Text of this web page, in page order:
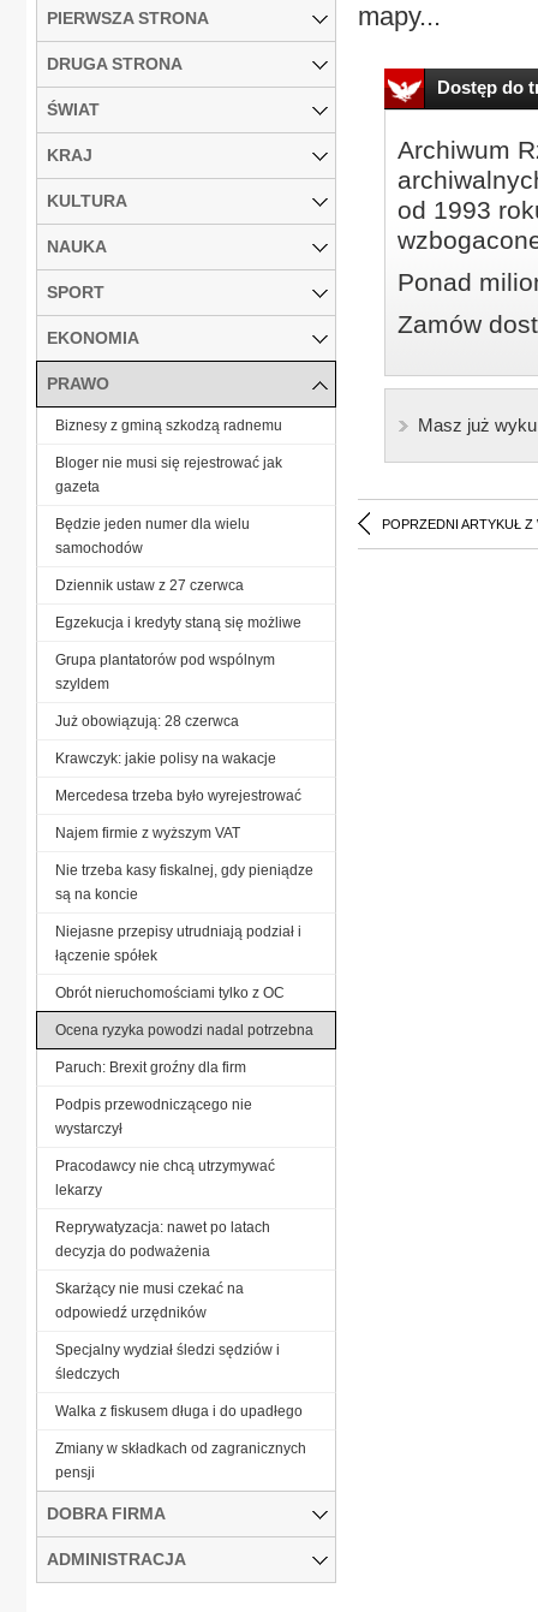
mapy...
Dostęp do
Archiwum
od 1993
Ponad
Zamów
Masz już
POPRZEDNI ARTYKUŁ Z
PIERWSZA STRONA
DRUGA STRONA
ŚWIAT
KRAJ
KULTURA
NAUKA
SPORT
EKONOMIA
PRAWO
Biznesy z gminą szkodzą radnemu
Bloger nie musi się rejestrować jak
gazeta
Będzie jeden numer dla wielu
samochodów
Dziennik ustaw z 27 czerwca
Egzekucja i kredyty staną się możliwe
Grupa plantatorów pod wspólnym
szyldem
Już obowiązują: 28 czerwca
Krawczyk: jakie polisy na wakacje
Mercedesa trzeba było wyrejestrować
Najem firmie z wyższym VAT
Nie trzeba kasy fiskalnej, gdy pieniądze
są na koncie
Niejasne przepisy utrudniają podział i
łączenie spółek
Obrót nieruchomościami tylko z OC
Ocena ryzyka powodzi nadal potrzebna
Paruch: Brexit groźny dla firm
Podpis przewodniczącego nie
wystarczył
Pracodawcy nie chcą utrzymywać
lekarzy
Reprywatyzacja: nawet po latach
decyzja do podważenia
Skarżący nie musi czekać na
odpowiedź urzędników
Specjalny wydział śledzi sędziów i
śledczych
Walka z fiskusem długa i do upadłego
Zmiany w składkach od zagranicznych
pensji
DOBRA FIRMA
ADMINISTRACJA